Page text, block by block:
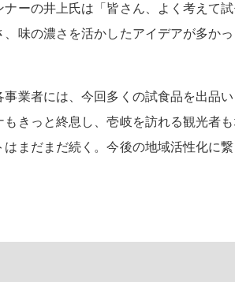
ーの井上氏は「皆さん、よく考えて
味の濃さを活かしたアイデアが多かっ
業者には、今回多くの試食品を出品い
きっと終息し、壱岐を訪れる観光者
まだまだ続く。今後の地域活性化に繋